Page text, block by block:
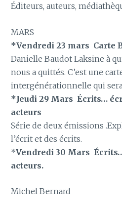
Éditeurs, auteurs,
MARS
*Vendredi 23 mars Carte
Danielle Baudot Laksine à
nous a quittés. C’est une
intergénérationnelle qui sera
*Jeudi 29 Mars Écrits…
acteurs
Série de deux émissions
l’écrit et des écrits.
*Vendredi 30 Mars
acteurs.
Michel Bernard